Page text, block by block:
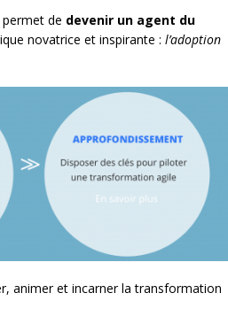
de devenir un agent du
novatrice et inspirante : l’adoption
animer et incarner la transformation